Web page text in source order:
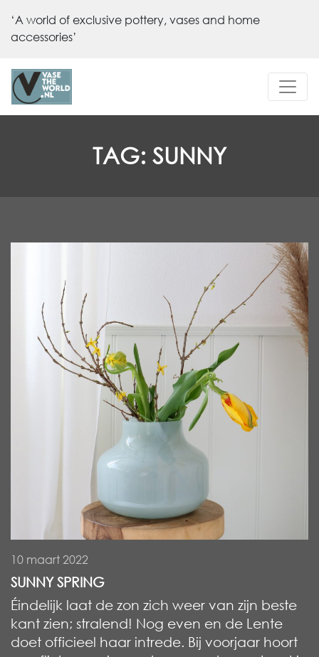
‘A world of exclusive pottery, vases and home
accessories’
TAG: SUNNY
10 maart 2022
SUNNY SPRING
Éindelijk laat de zon zich weer van zijn beste
kant zien; stralend! Nog even en de Lente
doet officieel haar intrede. Bij voorjaar hoort